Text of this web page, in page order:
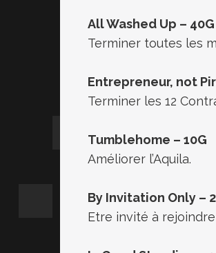
All Washed Up – 40G
Terminer toutes les
Entrepreneur, not
Terminer les 12
Tumblehome – 10G
Améliorer l’Aquila.
By Invitation Only –
Etre invité à rejoindre